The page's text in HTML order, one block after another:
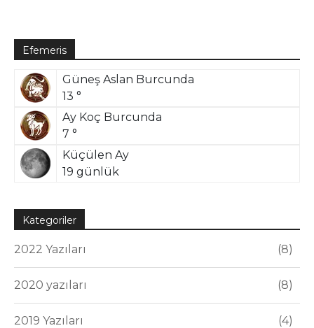
Efemeris
Güneş Aslan Burcunda
13 °
Ay Koç Burcunda
7 °
Küçülen Ay
19 günlük
Kategoriler
2022 Yazıları 8
2020 yazıları 8
2019 Yazıları 4